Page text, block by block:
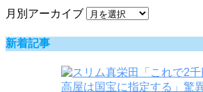
月別アーカイブ
新着記事